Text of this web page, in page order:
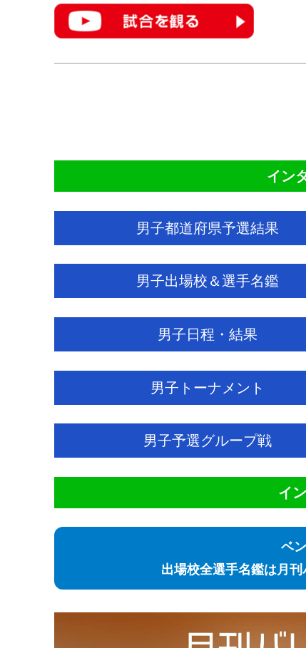
イン
男子都道府県予選結果
男子出場校＆選手名鑑
男子日程・結果
男子トーナメント
男子予選グループ戦
イ
ベ
出場校全選手名鑑は月